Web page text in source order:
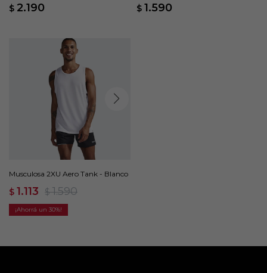
$ 2.190 $ 1.590
Musculosa 2XU Aero Tank - Blanco
$ 1.113 $ 1.590
30